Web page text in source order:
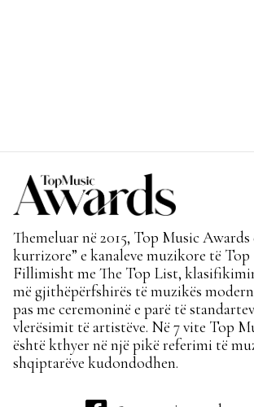
Themeluar në 2015, Top Music
kurrizore” e kanaleve muzikore të Top
Fillimisht me The Top List,
më gjithëpërfshirës të muzikës
pas me ceremoninë e parë të
vlerësimit të artistëve. Në 7 vite Top
është kthyer në një pikë referimi të
shqiptarëve kudondodhen.